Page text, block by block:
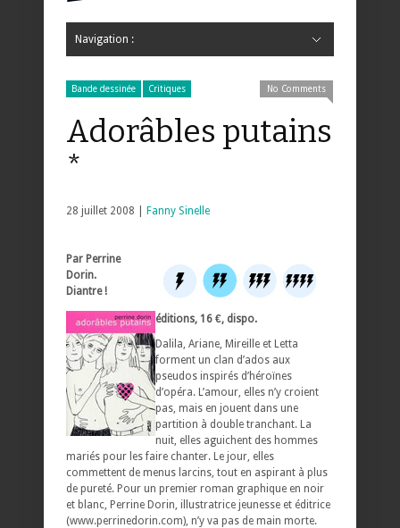
Navigation :
Bande dessinée Critiques No Comments
Adorâbles putains
*
28 juillet 2008 | Fanny Sinelle
Par Perrine
Dorin.
Diantre !
éditions, 16 €, dispo.
Dalila, Ariane, Mireille et Letta
forment un clan d’ados aux
pseudos inspirés d’héroïnes
d’opéra. L’amour, elles n’y croient
pas, mais en jouent dans une
partition à double tranchant. La
nuit, elles aguichent des hommes
mariés pour les faire chanter. Le jour, elles
commettent de menus larcins, tout en aspirant à plus
de pureté. Pour un premier roman graphique en noir
et blanc, Perrine Dorin, illustratrice jeunesse et éditrice
(www.perrinedorin.com), n’y va pas de main morte.